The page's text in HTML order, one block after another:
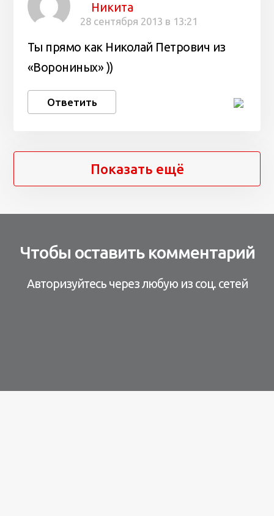
Никита
28 сентября 2013 в 13:21
Ты прямо как Николай Петрович из
«Ворониных» ))
Ответить
Показать ещё
Чтобы оставить комментарий
Авторизуйтесь через любую из соц. сетей